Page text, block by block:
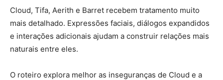
Cloud, Tifa, Aerith e Barret recebem tratamento muito
mais detalhado. Expressões faciais, diálogos expandidos
e interações adicionais ajudam a construir relações mais
naturais entre eles.
O roteiro explora melhor as inseguranças de Cloud e a